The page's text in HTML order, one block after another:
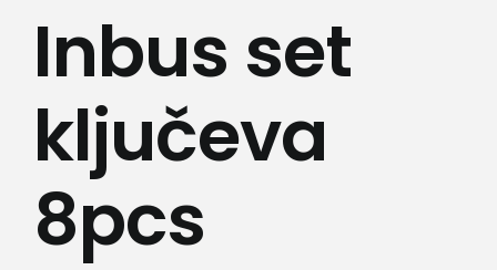
Svi proizvodi
Inbus set
ključeva
8pcs